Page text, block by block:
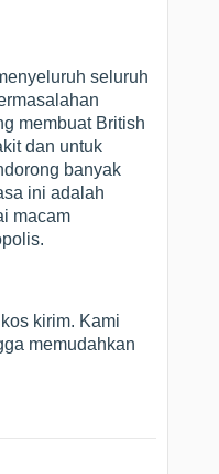
seluruh
membuat British
dan untuk
banyak
ini adalah
macam
kirim. Kami
memudahkan